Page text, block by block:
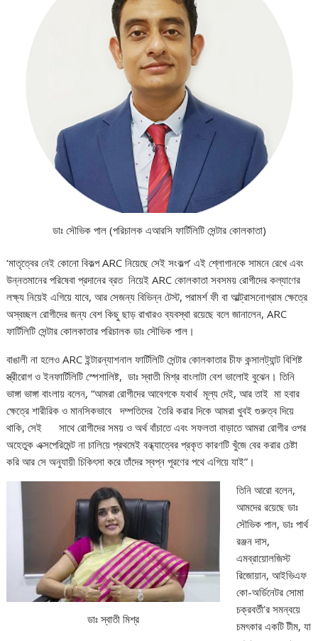
ডাঃ সৌভিক পাল (পরিচালক এআরসি ফার্টিলিটি সেন্টার কোলকাতা)
‘মাতৃত্বের নেই কোনো বিকল্প ARC নিয়েছে সেই সংকল্প’ এই শ্লোগানকে সামনে রেখে এবং
উন্নতমানের পরিষেবা প্রদানের ব্রত নিয়েই ARC কোলকাতা সবসময় রোগীদের কল্যাণের
লক্ষ্য নিয়েই এগিয়ে যাবে, আর সেজন্য বিভিন্ন টেস্ট, পরামর্শ ফী বা আল্ট্রাসনোগ্রাম ক্ষেত্রে
অস্বচ্ছল রোগীদের জন্য বেশ কিছু ছাড় রাখারও ব্যবস্থা রয়েছে বলে জানালেন, ARC
ফার্টিলিটি সেন্টার কোলকাতার পরিচালক ডাঃ সৌভিক পাল।
বাঙালী না হলেও ARC ইন্টারন্যাশনাল ফার্টিলিটি সেন্টার কোলকাতার চীফ কন্সালট্যান্ট বিশিষ্ট
স্ত্রীরোগ ও ইনফার্টিলিটি স্পেশালিষ্ট, ডাঃ স্বাতী মিশ্র বাংলাটা বেশ ভালোই বুঝেন। তিনি
ভাঙ্গা ভাঙ্গা বাংলায় বলেন, “আমরা রোগীদের আবেগকে যথার্থ মূল্য দেই, আর তাই মা হবার
ক্ষেত্রে শারীরিক ও মানসিকভাবে দম্পতিদের তৈরি করার দিকে আমরা খুবই গুরুত্ব দিয়ে
থাকি, সেই সাথে রোগীদের সময় ও অর্থ বাঁচাতে এবং সফলতা বাড়াতে আমরা রোগীর ওপর
অহেতুক এক্সপেরিমেন্ট না চালিয়ে প্রথমেই বন্ধ্যাত্বের প্রকৃত কারণটি খুঁজে বের করার চেষ্টা
করি আর সে অনুযায়ী চিকিৎসা করে তাঁদের স্বপ্ন পূরণের পথে এগিয়ে যাই”।
ডাঃ স্বাতী মিশ্র
তিনি আরো বলেন,
আমদের রয়েছে ডাঃ
সৌভিক পাল, ডাঃ পার্থ
রঞ্জন দাস,
এমব্রায়োলজিস্ট
রিজোয়ান, আইভিএফ
কো-অর্ডিনেটর সোমা
চক্রবর্তী’র সমন্বয়ে
চমৎকার একটি টীম, যা